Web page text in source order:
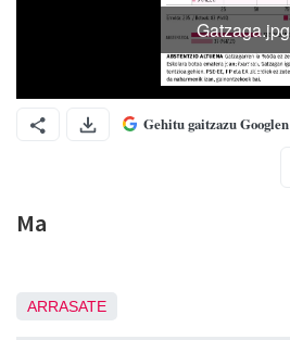
Gehitu gaitzazu Googlen
Ma
ARRASATE